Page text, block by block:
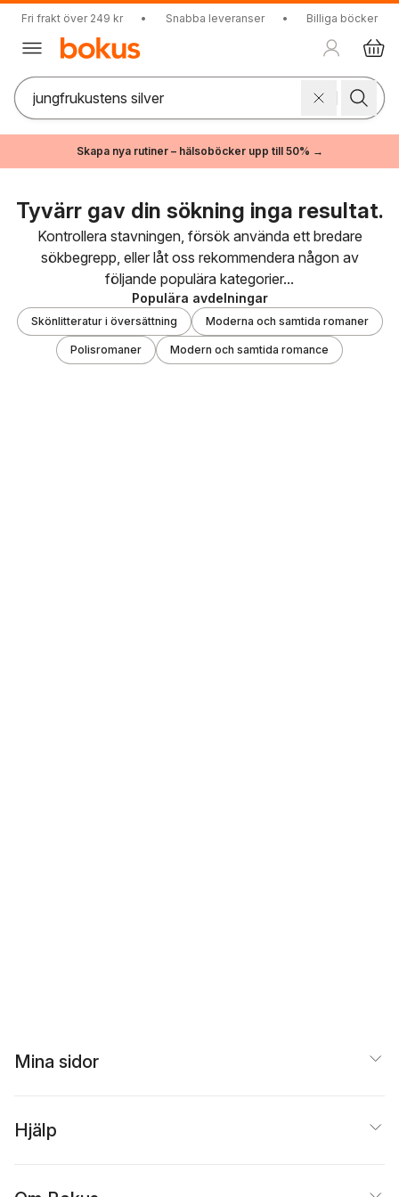
Fri frakt över 249 kr • Snabba leveranser • Billiga böcker
Skapa nya rutiner – hälsoböcker upp till 50% →
Tyvärr gav din sökning inga resultat.
Kontrollera stavningen, försök använda ett bredare
sökbegrepp, eller låt oss rekommendera någon av
följande populära kategorier...
Populära avdelningar
Skönlitteratur i översättning Moderna och samtida romaner
Polisromaner Modern och samtida romance
Mina sidor
Hjälp